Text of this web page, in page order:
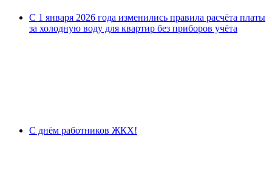
С 1 января 2026 года изменились правила расчёта платы
за холодную воду для квартир без приборов учёта
С днём работников ЖКХ!